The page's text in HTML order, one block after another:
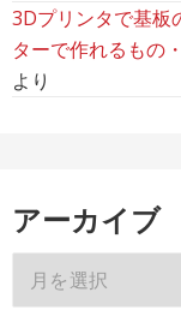
3Dプリンタで基板
ターで作れるもの
より
アーカイブ